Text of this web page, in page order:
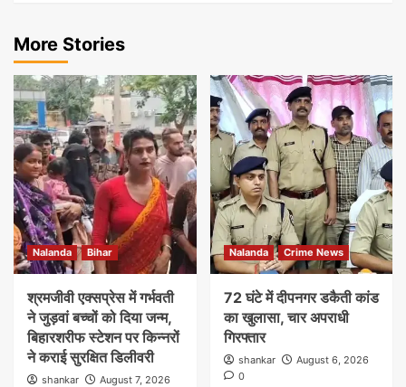
More Stories
Nalanda Bihar
श्रमजीवी एक्सप्रेस में गर्भवती
ने जुड़वां बच्चों को दिया जन्म,
बिहारशरीफ स्टेशन पर किन्नरों
ने कराई सुरक्षित डिलीवरी
shankar
August 7, 2026
Nalanda Crime News
72 घंटे में दीपनगर डकैती कांड
का खुलासा, चार अपराधी
गिरफ्तार
shankar
August 6, 2026
0